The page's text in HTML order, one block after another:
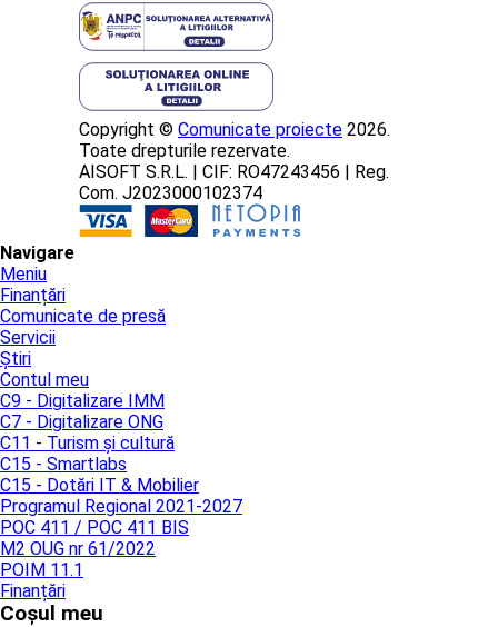
Copyright © Comunicate proiecte 2026.
Toate drepturile rezervate.
AISOFT S.R.L. | CIF: RO47243456 | Reg.
Com. J2023000102374
Navigare
Meniu
Finanțări
Comunicate de presă
Servicii
Știri
Contul meu
C9 - Digitalizare IMM
C7 - Digitalizare ONG
C11 - Turism și cultură
C15 - Smartlabs
C15 - Dotări IT & Mobilier
Programul Regional 2021-2027
POC 411 / POC 411 BIS
M2 OUG nr 61/2022
POIM 11.1
Finanțări
Coșul meu